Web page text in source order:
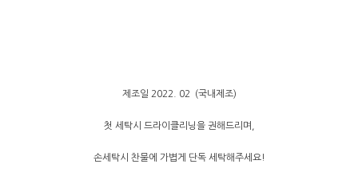
제조일 2022. 02 (국내제조)
첫 세탁시 드라이클리닝을 권해드리며,
손세탁시 찬물에 가볍게 단독 세탁해주세요!